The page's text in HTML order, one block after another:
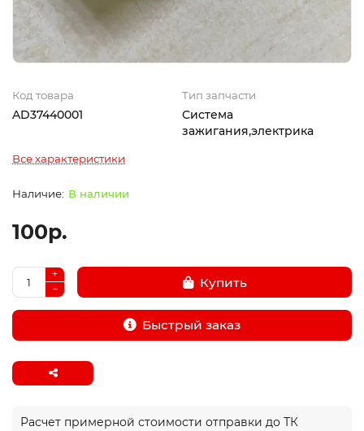
Код товара
AD37440001
Тип запчасти
Система
зажигания,электрика
Все характеристики
В наличии
100р.
Купить
Быстрый заказ
Расчет примерной стоимости отправки до ТК